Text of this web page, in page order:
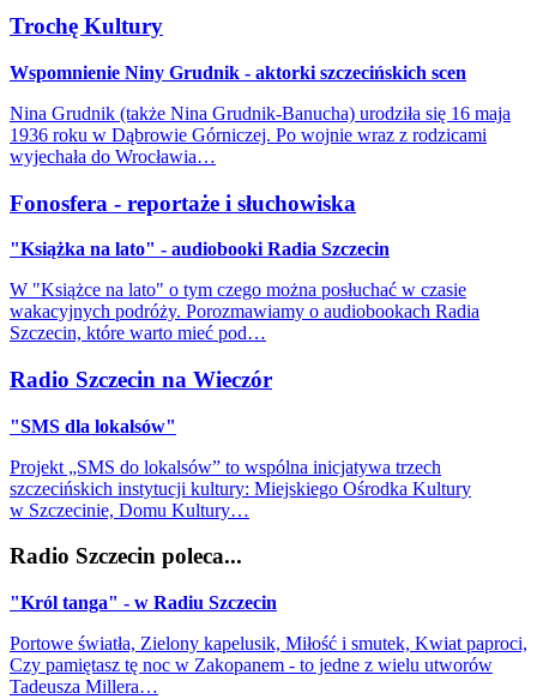
Trochę Kultury
Wspomnienie Niny Grudnik - aktorki szczecińskich scen
Nina Grudnik (także Nina Grudnik-Banucha) urodziła się 16 maja
1936 roku w Dąbrowie Górniczej. Po wojnie wraz z rodzicami
wyjechała do Wrocławia…
Fonosfera - reportaże i słuchowiska
"Książka na lato" - audiobooki Radia Szczecin
W "Książce na lato" o tym czego można posłuchać w czasie
wakacyjnych podróży. Porozmawiamy o audiobookach Radia
Szczecin, które warto mieć pod…
Radio Szczecin na Wieczór
"SMS dla lokalsów"
Projekt „SMS do lokalsów” to wspólna inicjatywa trzech
szczecińskich instytucji kultury: Miejskiego Ośrodka Kultury
w Szczecinie, Domu Kultury…
Radio Szczecin poleca...
"Król tanga" - w Radiu Szczecin
Portowe światła, Zielony kapelusik, Miłość i smutek, Kwiat paproci,
Czy pamiętasz tę noc w Zakopanem - to jedne z wielu utworów
Tadeusza Millera…